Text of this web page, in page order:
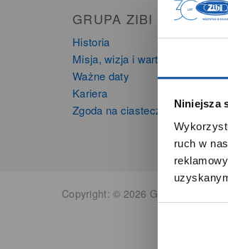
Niniejsza
ruch w
GRUPA ZIBI
Historia
Misja, wizja i wartości Grupy Zibi
Ważne daty
Kariera
Zgoda na ciasteczka
Copyright: © 2026 Grupa Zibi S.A.